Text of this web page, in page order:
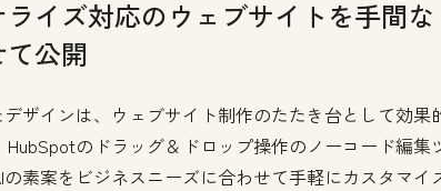
イズ対応のウェブサイトを手間な
公開
ザインは、ウェブサイト制作のたたき台として効果
HubSpotのドラッグ＆ドロップ操作のノーコード編集
の素案をビジネスニーズに合わせて手軽にカスタマイ